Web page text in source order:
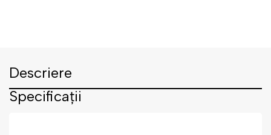
Descriere
Specificații